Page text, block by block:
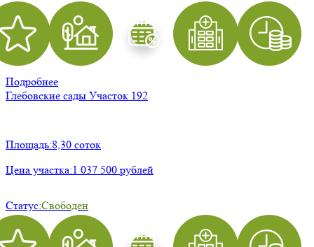
Подробнее
Глебовские сады Участок 192
Площадь:8,30 соток
Цена участка:1 037 500 рублей
Статус:Свободен